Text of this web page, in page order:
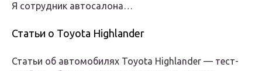
Я сотрудник автосалона…
Статьи о Toyota Highlander
Статьи об автомобилях Toyota Highlander — тест-